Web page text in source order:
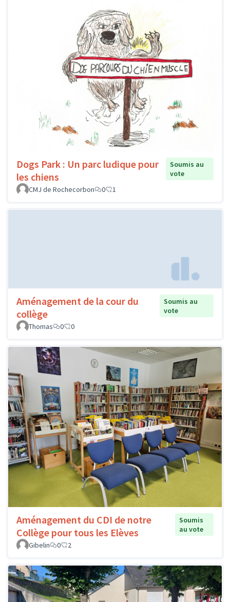
Dogs Park : Un parc ludique pour
les chiens
Soumis au
vote
CMJ de Rochecorbon
0 1
Aménagement de la cour du
collège
Soumis au
vote
Thomas
0 0
Aménagement du CDI de notre
Collège pour tous les Elèves
Soumis
au vote
Gibelin
0 2